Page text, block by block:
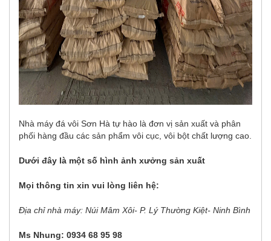
Nhà máy đá vôi Sơn Hà tự hào là đơn vị sản xuất và phân
phối hàng đầu các sản phẩm vôi cục, vôi bột chất lượng cao.
Dưới đây là một số hình ảnh xưởng sản xuất
Mọi thông tin xin vui lòng liên hệ:
Địa chỉ nhà máy: Núi Mâm Xôi- P. Lý Thường Kiệt- Ninh Bình
Ms Nhung: 0934 68 95 98